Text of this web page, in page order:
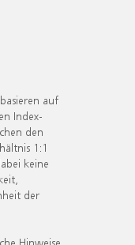
auf
Index-
den
1:1
keine
der